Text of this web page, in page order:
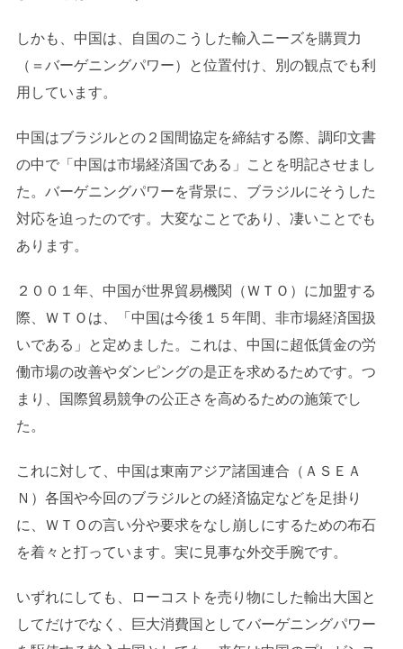
しかも、中国は、自国のこうした輸入ニーズを購買力
（＝バーゲニングパワー）と位置付け、別の観点でも利
用しています。
中国はブラジルとの２国間協定を締結する際、調印文書
の中で「中国は市場経済国である」ことを明記させまし
た。バーゲニングパワーを背景に、ブラジルにそうした
対応を迫ったのです。大変なことであり、凄いことでも
あります。
２００１年、中国が世界貿易機関（ＷＴＯ）に加盟する
際、ＷＴＯは、「中国は今後１５年間、非市場経済国扱
いである」と定めました。これは、中国に超低賃金の労
働市場の改善やダンピングの是正を求めるためです。つ
まり、国際貿易競争の公正さを高めるための施策でし
た。
これに対して、中国は東南アジア諸国連合（ＡＳＥＡ
Ｎ）各国や今回のブラジルとの経済協定などを足掛り
に、ＷＴＯの言い分や要求をなし崩しにするための布石
を着々と打っています。実に見事な外交手腕です。
いずれにしても、ローコストを売り物にした輸出大国と
してだけでなく、巨大消費国としてバーゲニングパワー